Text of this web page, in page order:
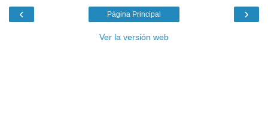
‹ ›
Página Principal
Ver la versión web